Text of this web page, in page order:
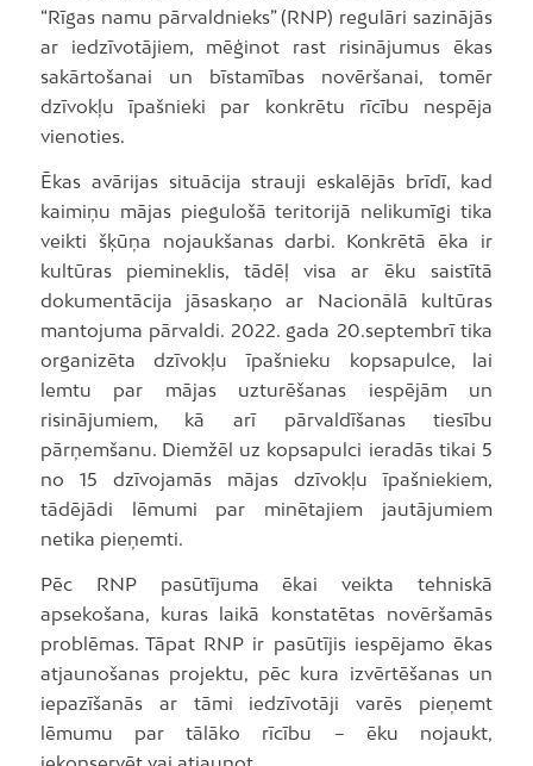
“Rīgas namu pārvaldnieks” (RNP) regulāri sazinājās
ar iedzīvotājiem, mēģinot rast risinājumus ēkas
sakārtošanai un bīstamības novēršanai, tomēr
dzīvokļu īpašnieki par konkrētu rīcību nespēja
vienoties.
Ēkas avārijas situācija strauji eskalējās brīdī, kad
kaimiņu mājas piegulošā teritorijā nelikumīgi tika
veikti šķūņa nojaukšanas darbi. Konkrētā ēka ir
kultūras piemineklis, tādēļ visa ar ēku saistītā
dokumentācija jāsaskaņo ar Nacionālā kultūras
mantojuma pārvaldi. 2022. gada 20.septembrī tika
organizēta dzīvokļu īpašnieku kopsapulce, lai
lemtu par mājas uzturēšanas iespējām un
risinājumiem, kā arī pārvaldīšanas tiesību
pārņemšanu. Diemžēl uz kopsapulci ieradās tikai 5
no 15 dzīvojamās mājas dzīvokļu īpašniekiem,
tādējādi lēmumi par minētajiem jautājumiem
netika pieņemti.
Pēc RNP pasūtījuma ēkai veikta tehniskā
apsekošana, kuras laikā konstatētas novēršamās
problēmas. Tāpat RNP ir pasūtījis iespējamo ēkas
atjaunošanas projektu, pēc kura izvērtēšanas un
iepazīšanās ar tāmi iedzīvotāji varēs pieņemt
lēmumu par tālāko rīcību – ēku nojaukt,